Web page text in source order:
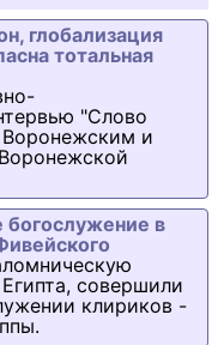
глобализация
тотальная
"Слово
и
богослужение в
совершили
клириков -